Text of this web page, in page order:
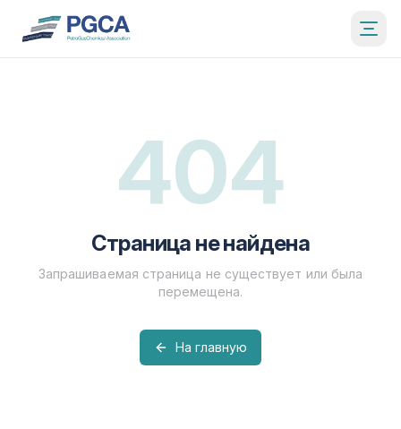
404
Страница не найдена
Запрашиваемая страница не существует или была
перемещена.
На главную